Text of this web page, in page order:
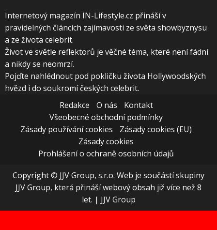
Internetový magazín IN-Lifestyle.cz přináší v
pravidelných článcích zajímavosti ze světa showbyznysu
a ze života celebrit.
Život ve světle reflektorů je věčné téma, které není fádní
a nikdy se neomrzí.
Pojďte nahlédnout pod pokličku života Hollywoodských
hvězd i do soukromí českých celebrit.
Redakce
O nás
Kontakt
Všeobecné obchodní podmínky
Zásady používání cookies
Zásady cookies (EU)
Zásady cookies
Prohlášení o ochraně osobních údajů
Copyright © JJV Group, s.r.o. Web je součástí skupiny
JJV Group, která přináší webový obsah již více než 8
let. | JJV Group